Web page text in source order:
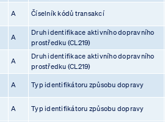
A Číselník kódů transakcí
A
Druh identifikace aktivního dopravního
prostředku (CL219)
A
Druh identifikace aktivního dopravního
prostředku (CL219)
A Typ identifikátoru způsobu dopravy
A Typ identifikátoru způsobu dopravy